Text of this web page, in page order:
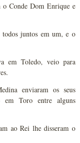
o Conde Dom Enrique e
todos juntos em um, e o
em Toledo, veio para
enviaram os seus
em Toro entre alguns
ao Rei lhe disseram o